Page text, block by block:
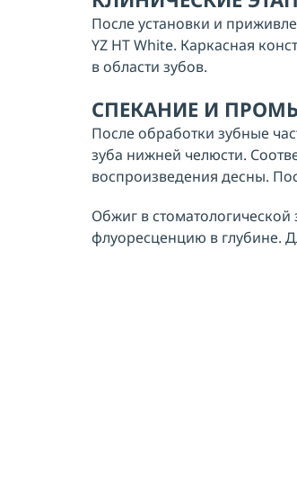
После установки и
YZ HT White. Каркасная
в области зубов.
СПЕКАНИЕ И
После обработки зубные
зуба нижней челюсти.
воспроизведения десны.
Обжиг в стоматологической
флуоресценцию в глубине.